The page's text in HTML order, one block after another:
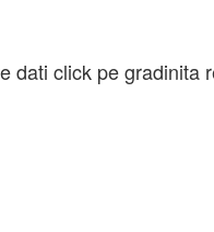
dati click pe gradinita